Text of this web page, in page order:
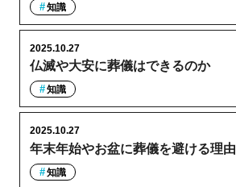
知識
仏滅や大安に葬儀はできるのか
2025.10.27
知識
年末年始やお盆に葬儀を避ける理由
2025.10.27
知識